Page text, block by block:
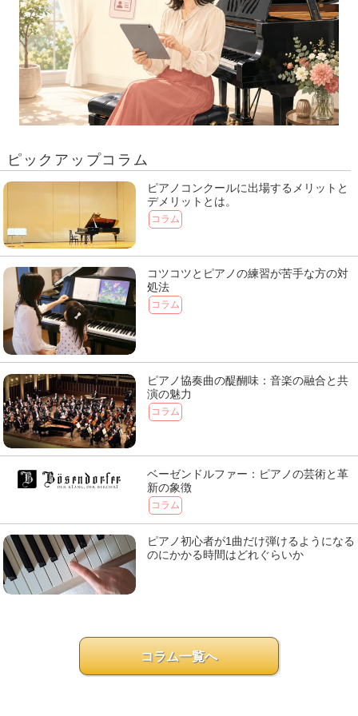
ピックアップコラム
ピアノコンクールに出場するメリットと
デメリットとは。
コラム
コツコツとピアノの練習が苦手な方の対
処法
コラム
ピアノ協奏曲の醍醐味：音楽の融合と共
演の魅力
コラム
ベーゼンドルファー：ピアノの芸術と革
新の象徴
コラム
ピアノ初心者が1曲だけ弾けるようになる
のにかかる時間はどれぐらいか
コラム一覧へ